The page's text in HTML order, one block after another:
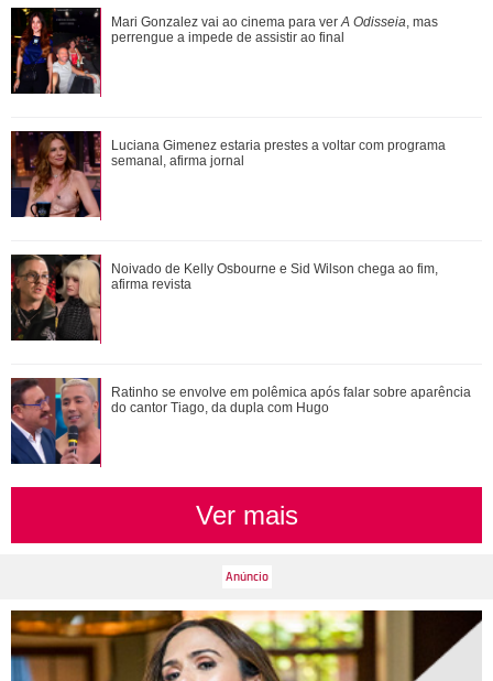
Divulgação
Aí já temos o primeiro reencontro! Em maio de 2014, Neymar
contou em entrevista ao programa Domingão do Faustão que
eles haviam se reconciliado: - A gente sempre esteve junto,
disparou o jogador, discreto.
De galã de novelas a problemas com substâncias
químicas... Veja as polêmicas que rondam R...
Shawn Mendes, João Guilherme, Enzo Celulari... Relembre
os amores - e affairs - de Bruna Mar...
Assumidos! Kylian Mbappé abre álbum de fotos e noite de
cinema brasileiro com Ester Expósi...
Mari Gonzalez vai ao cinema para ver A Odisseia, mas
perrengue a impede de assistir ao final
Mari Gonzalez vai ao cinema para verA Odisseia, mas
perrengue a impede de assistir ao final
Luciana Gimenez estaria prestes a voltar com programa
semanal, afirma jornal
Noivado de Kelly Osbourne e Sid Wilson chega ao fim,
afirma revista
Ratinho se envolve em polêmica após falar sobre aparência
do cantor Tiago, da dupla com Hugo
Ver mais